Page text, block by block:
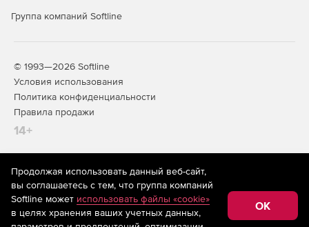
Группа компаний Softline
© 1993—2026 Softline
Условия использования
Политика конфиденциальности
Правила продажи
14+
На информационном ресурсе store.softline.ru применяются
рекомендательные технологии(информационные технологии
предоставления информации на основе сбора,
систематизации и анализа сведений, относящихся к
предпочтениям пользователей сети «Интернет»,
Продолжая использовать данный веб-сайт,
вы соглашаетесь с тем, что группа компаний
Softline может использовать файлы «cookie»
в целях хранения ваших учетных данных,
OK